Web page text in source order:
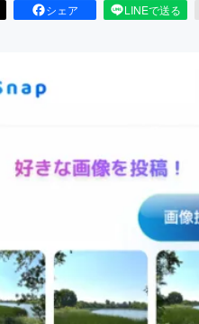
シェア LINEで送る